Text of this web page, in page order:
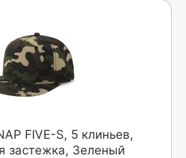
FIVE-S, 5 клиньев,
застежка, Зеленый